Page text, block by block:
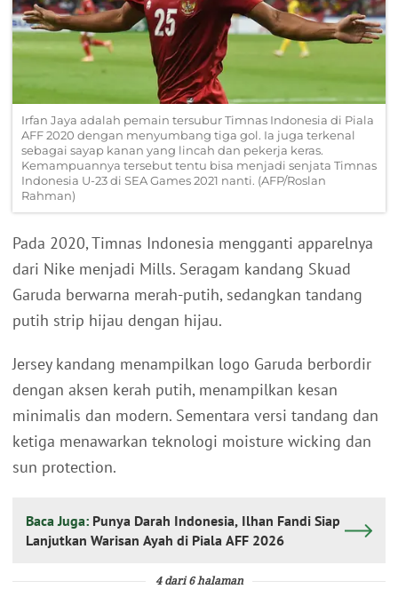
Irfan Jaya adalah pemain tersubur Timnas Indonesia di Piala
AFF 2020 dengan menyumbang tiga gol. Ia juga terkenal
sebagai sayap kanan yang lincah dan pekerja keras.
Kemampuannya tersebut tentu bisa menjadi senjata Timnas
Indonesia U-23 di SEA Games 2021 nanti. (AFP/Roslan
Rahman)
Pada 2020, Timnas Indonesia mengganti apparelnya
dari Nike menjadi Mills. Seragam kandang Skuad
Garuda berwarna merah-putih, sedangkan tandang
putih strip hijau dengan hijau.
Jersey kandang menampilkan logo Garuda berbordir
dengan aksen kerah putih, menampilkan kesan
minimalis dan modern. Sementara versi tandang dan
ketiga menawarkan teknologi moisture wicking dan
sun protection.
Baca Juga: Punya Darah Indonesia, Ilhan Fandi Siap
Lanjutkan Warisan Ayah di Piala AFF 2026
4 dari 6 halaman